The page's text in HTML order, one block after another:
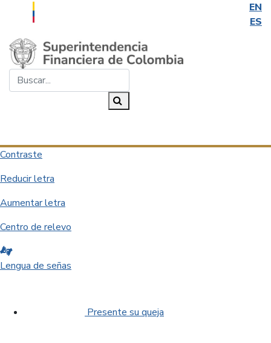
EN
ES
Saltar al contenido principal
Contraste
Reducir letra
Aumentar letra
Centro de relevo
Lengua de señas
Presente su queja